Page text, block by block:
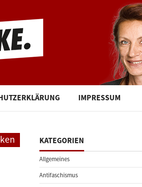
IMPRESSUM
KATEGORIEN
Allgemeines
Antifaschismus